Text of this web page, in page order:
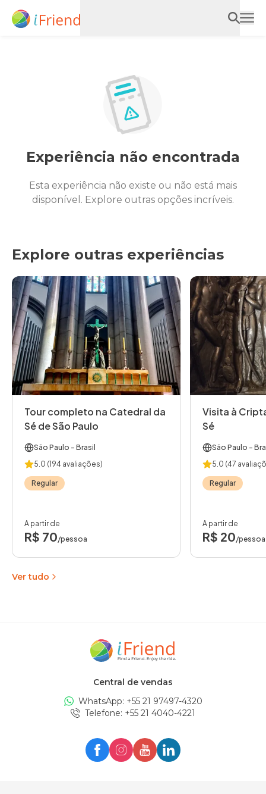
Experiência não encontrada
Esta experiência não existe ou não está mais
disponível. Explore outras opções incríveis.
Explore outras experiências
Tour completo na Catedral da
Sé de São Paulo
São Paulo - Brasil
5.0 (194 avaliações)
Regular
A partir de
R$ 70/pessoa
Visita à
Sé
São Paulo -
5.0 (47
Regular
A partir de
R$ 20/pessoa
Ver tudo
Central de vendas
WhatsApp: +55 21 97497-4320
Telefone: +55 21 4040-4221